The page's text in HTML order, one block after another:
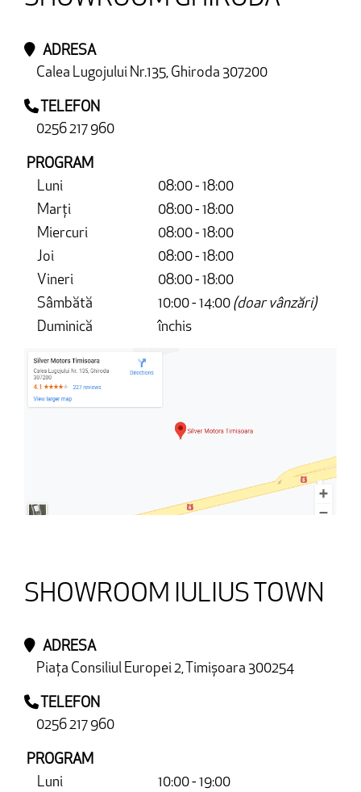
ADRESA
Calea Lugojului Nr.135, Ghiroda 307200
TELEFON
0256 217 960
PROGRAM
Luni
08:00 - 18:00
Marți
08:00 - 18:00
Miercuri
08:00 - 18:00
Joi
08:00 - 18:00
Vineri
08:00 - 18:00
Sâmbătă
10:00 - 14:00 (doar vânzări)
Duminică
închis
SHOWROOM IULIUS TOWN
ADRESA
Piața Consiliul Europei 2, Timișoara 300254
TELEFON
0256 217 960
PROGRAM
Luni
10:00 - 19:00